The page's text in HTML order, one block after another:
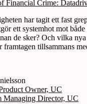
Financial Crime:
har tagit ett fast
ett systemhot mot
de sker? Och vilka
framtagen tillsammans
Owner, UC
Managing Director, UC